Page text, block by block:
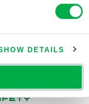
DETAILS
您可以在页面顶部更